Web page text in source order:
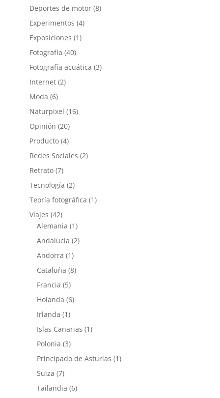
Deportes de motor(8)
Experimentos (4)
Exposiciones (1)
Fotografía (40)
Fotografía acuática (3)
Internet(2)
Moda (6)
Naturpixel (16)
Opinión (20)
Producto(4)
Redes Sociales (2)
Retrato(7)
Tecnología (2)
Teoría fotográfica (1)
Viajes (42)
Alemania (1)
Andalucía (2)
Andorra (1)
Cataluña (8)
Francia (5)
Holanda (6)
Irlanda (1)
Islas Canarias (1)
Polonia (3)
Principado de Asturias (1)
Suiza (7)
Tailandia (6)